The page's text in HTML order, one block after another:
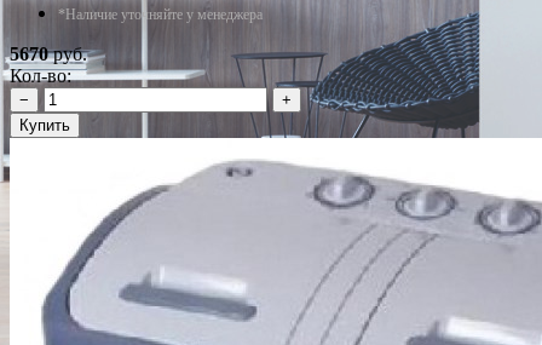
*Наличие уточняйте у менеджера
5670руб.
Кол-во:
−
+
Купить